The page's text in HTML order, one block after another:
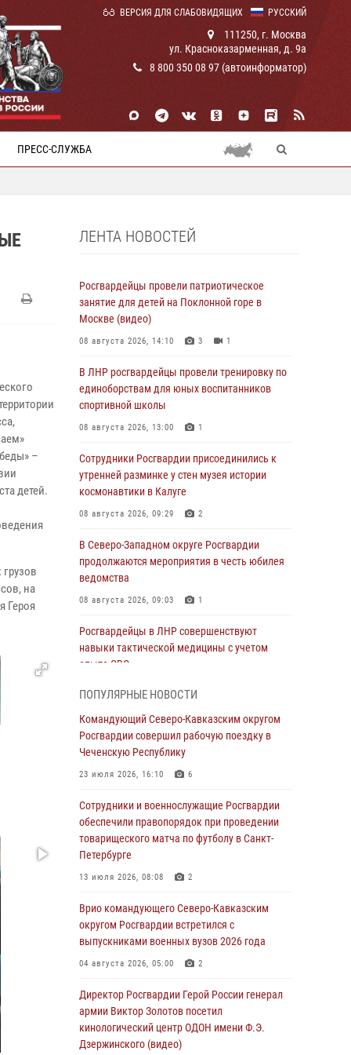
РУССКИЙ
ВЕРСИЯ ДЛЯ СЛАБОВИДЯЩИХ
111250, г. Москва
ул. Красноказарменная, д. 9а
8 800 350 08 97 (автоинформатор)
ПРЕСС-СЛУЖБА
–
детей.
на
Героя
ЛЕНТА НОВОСТЕЙ
Росгвардейцы провели патриотическое
занятие для детей на Поклонной горе в
Москве (видео)
08 августа 2026, 14:10 3 1
В ЛНР росгвардейцы провели тренировку по
единоборствам для юных воспитанников
спортивной школы
08 августа 2026, 13:00 1
Сотрудники Росгвардии присоединились к
утренней разминке у стен музея истории
космонавтики в Калуге
08 августа 2026, 09:29 2
В Северо-Западном округе Росгвардии
продолжаются мероприятия в честь юбилея
ведомства
08 августа 2026, 09:03 1
Росгвардейцы в ЛНР совершенствуют
навыки тактической медицины с учетом
опыта СВО
Военнослужащие Софринской бригады
Росгвардии встретились с участником
патриотического проекта «Дорогой
Ломоносова — дорогой к Победе в СВО»
08 августа 2026, 07:00 2 1
В Кабардино-Балкарии сотрудники
Росгвардии провели турнир по настольному
теннису ко Дню физкультурника
Росгвардейцы обеспечили безопасность
«Поезда Победы» в Кузбассе
08 августа 2026, 07:00
ОМОН «Ойрат» Управления Росгвардии по
Республике Калмыкия исполнилось 20 лет
08 августа 2026, 07:00
ПОПУЛЯРНЫЕ НОВОСТИ
Командующий Северо-Кавказским округом
Росгвардии совершил рабочую поездку в
Чеченскую Республику
23 июля 2026, 16:10 6
Сотрудники и военнослужащие Росгвардии
обеспечили правопорядок при проведении
товарищеского матча по футболу в Санкт-
Петербурге
13 июля 2026, 08:08 2
Врио командующего Северо-Кавказским
округом Росгвардии встретился с
выпускниками военных вузов 2026 года
04 августа 2026, 05:00 2
Директор Росгвардии Герой России генерал
армии Виктор Золотов посетил
кинологический центр ОДОН имени Ф.Э.
Дзержинского (видео)